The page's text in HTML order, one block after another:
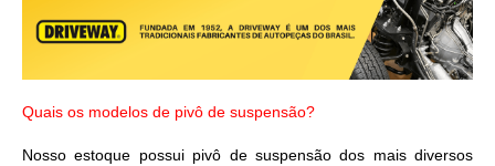
Quais os modelos de pivô de suspensão?
Nosso estoque possui pivô de suspensão dos mais diversos